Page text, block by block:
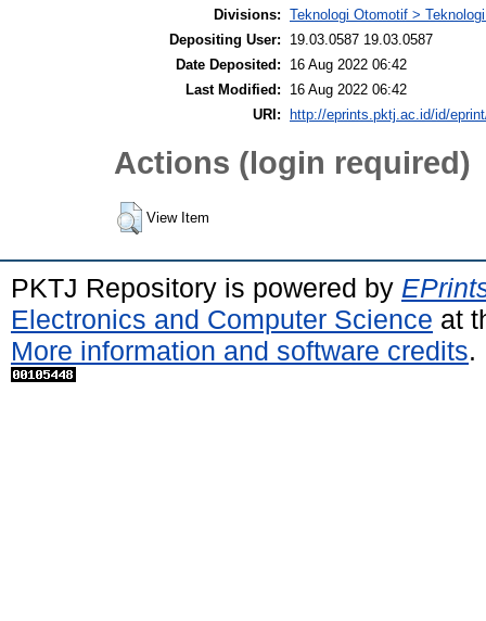
Divisions: Teknologi Otomotif >
Depositing User:
19.03.0587 19.03.0587
Date Deposited:
16 Aug 2022 06:42
Last Modified:
16 Aug 2022 06:42
URI:
http://eprints.pktj.ac.id/id/
Actions (login required)
View Item
PKTJ Repository is powered by
Electronics and Computer Science at
More information and software credits.